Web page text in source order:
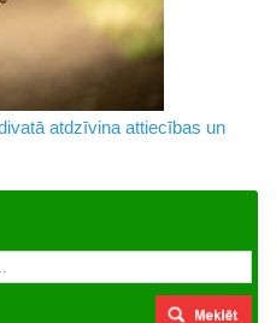
atdzīvina attiecības un